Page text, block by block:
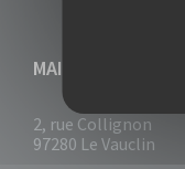
MAIRIE DU VAUCLIN
2, rue Collignon
97280 Le Vauclin